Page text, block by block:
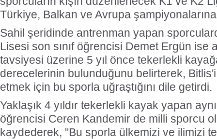
Türkiye, Balkan ve Avrupa şampiyonalarına
Sahil şeridinde antrenman yapan
Lisesi son sınıf öğrencisi Demet Ergün ise
tavsiyesi üzerine 5 yıl önce tekerlekli
derecelerinin bulunduğunu belirterek,
etmek için bu sporla uğraştığını dile getirdi.
Yaklaşık 4 yıldır tekerlekli kayak yapan
öğrencisi Ceren Kandemir de milli sporcu
kaydederek, "Bu sporla ülkemizi ve ilimizi